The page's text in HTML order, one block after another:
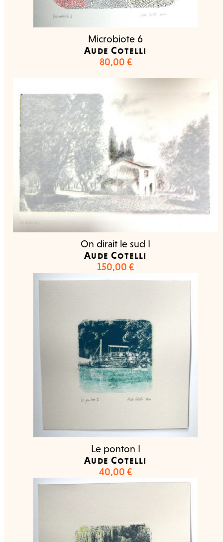
Microbiote 6
Aude Cotelli
80,00 €
On dirait le sud I
Aude Cotelli
150,00 €
Le ponton I
Aude Cotelli
40,00 €